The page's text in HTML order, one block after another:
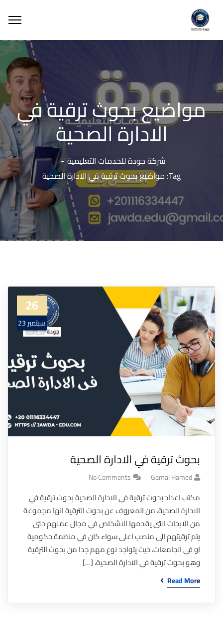
مواضيع بحوث ترقية في
الادارة الصحية
شركة جودة للخدمات التعليمية
Tag: مواضيع بحوث ترقية في الادارة الصحية
26
سبتمبر 23
بحوث ترقية في الادارة الصحية
Gamal Hamed
No Comments
مكتب اعداد بحوث ترقية في الادارة الصحية بحوث ترقية في
الادارة الصحية، من المعروف عن بحوث الترقية انها مجموعة
من الابحاث التى يقدمها الاشخاص في مجال عملهم حتى
يتم ترقيتهم الى منصب اعلى سواء كان في منظمة حكومية
او في الجامعات، حيث يتواجد نوع مهم جدا من بحوث الترقية
وهو بحوث ترقية في الادارة الصحية، […]
Read More